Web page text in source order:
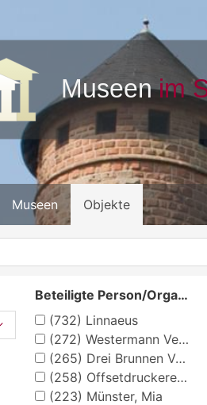
Museen Objekte
Beteiligte Person/Organisation
(732) Linnaeus
(272) Westermann Verlag, Braunschweig, Georg
(265) Drei Brunnen Verlag Stuttgart
(258) Offsetdruckerei Fricke & Co., Stuttgart
(223) Münster, Mia